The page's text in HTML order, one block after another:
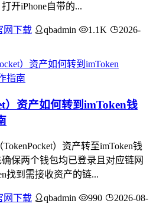
开iPhone自带的...
网下载 qbadmin 1.1K
2026-
）资产如何转到imToken钱
）资产转至imToken钱
保两个钱包均已登录且对应链网
找到需接收资产的链...
网下载 qbadmin 990
2026-08-